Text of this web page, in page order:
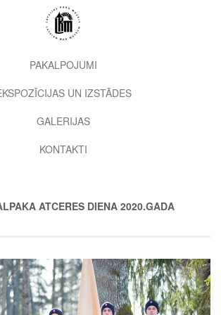
PAKALPOJUMI
UN IZSTĀDES
GALERIJAS
KONTAKTI
ATCERES DIENA 2020.GADA